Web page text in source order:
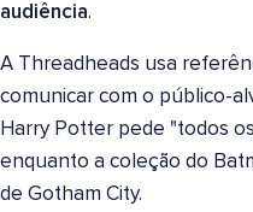
audiência.
A Threadheads usa
comunicar com o público-
Harry Potter pede "todos
enquanto a coleção do
de Gotham City.